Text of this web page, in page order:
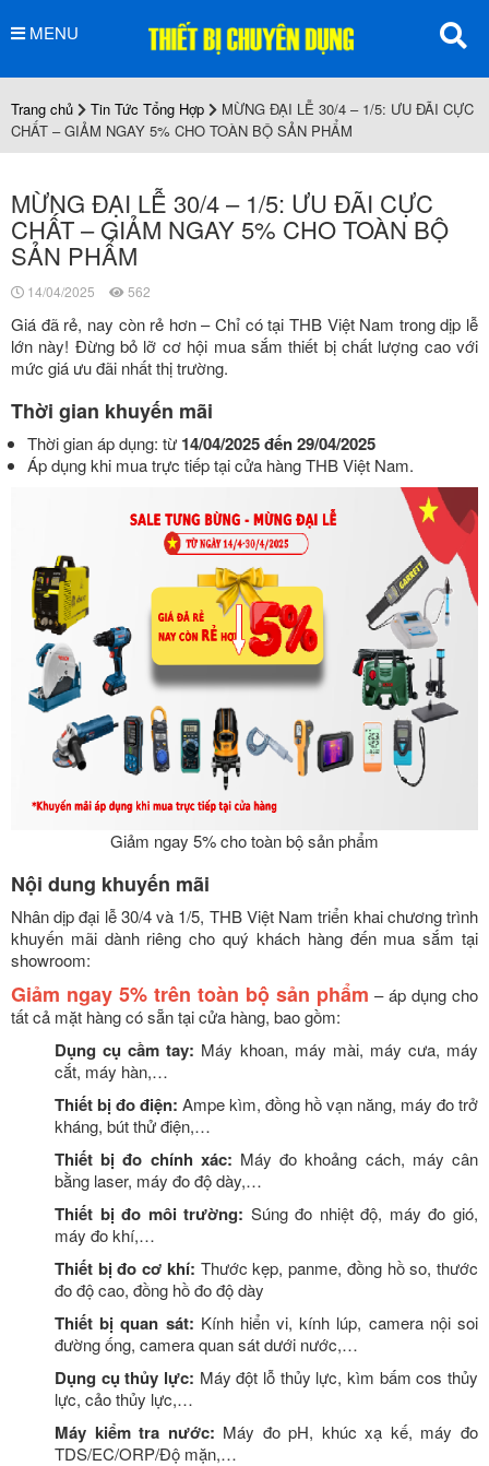
MENU
Trang chủ Tin Tức Tổng Hợp
MỪNG ĐẠI LỄ 30/4 – 1/5: ƯU ĐÃI CỰC
CHẤT – GIẢM NGAY 5% CHO TOÀN BỘ SẢN PHẨM
MỪNG ĐẠI LỄ 30/4 – 1/5: ƯU ĐÃI CỰC
CHẤT – GIẢM NGAY 5% CHO TOÀN BỘ
SẢN PHẨM
14/04/2025 562
Giá đã rẻ, nay còn rẻ hơn – Chỉ có tại THB Việt Nam trong dịp lễ
lớn này! Đừng bỏ lỡ cơ hội mua sắm thiết bị chất lượng cao với
mức giá ưu đãi nhất thị trường.
Thời gian khuyến mãi
Thời gian áp dụng: từ 14/04/2025 đến 29/04/2025
Áp dụng khi mua trực tiếp tại cửa hàng THB Việt Nam.
Giảm ngay 5% cho toàn bộ sản phẩm
Nội dung khuyến mãi
Nhân dịp đại lễ 30/4 và 1/5, THB Việt Nam triển khai chương trình
khuyến mãi dành riêng cho quý khách hàng đến mua sắm tại
showroom:
Giảm ngay 5% trên toàn bộ sản phẩm – áp dụng cho
tất cả mặt hàng có sẵn tại cửa hàng, bao gồm:
Dụng cụ cầm tay: Máy khoan, máy mài, máy cưa, máy
cắt, máy hàn,…
Thiết bị đo điện: Ampe kìm, đồng hồ vạn năng, máy đo trở
kháng, bút thử điện,…
Thiết bị đo chính xác: Máy đo khoảng cách, máy cân
bằng laser, máy đo độ dày,…
Thiết bị đo môi trường: Súng đo nhiệt độ, máy đo gió,
máy đo khí,…
Thiết bị đo cơ khí: Thước kẹp, panme, đồng hồ so, thước
đo độ cao, đồng hồ đo độ dày
Thiết bị quan sát: Kính hiển vi, kính lúp, camera nội soi
đường ống, camera quan sát dưới nước,…
Dụng cụ thủy lực: Máy đột lỗ thủy lực, kìm bấm cos thủy
lực, cảo thủy lực,…
Máy kiểm tra nước: Máy đo pH, khúc xạ kế, máy đo
TDS/EC/ORP/Độ mặn,…